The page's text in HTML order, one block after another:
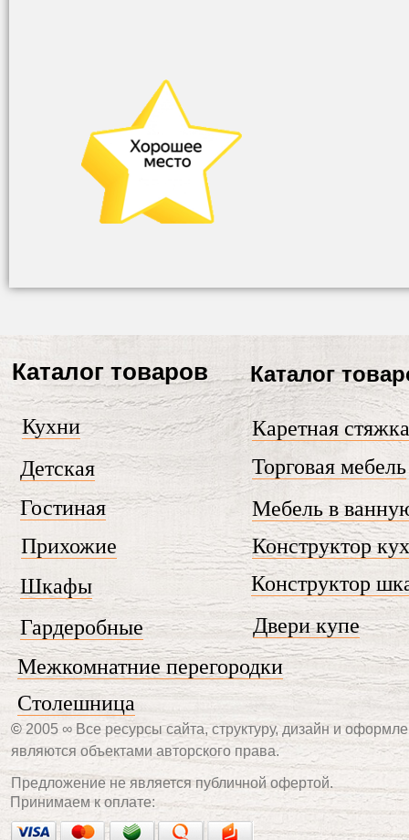
Мебель в
© 2005 ∞ Все ресурсы сайта, структуру, дизайн и
являются объектами авторского права.
Гардеробные
Столешница
Шкафы
Гостиная
Торговая мебель
Предложение не является публичной офертой.
Каталог товаров
Прихожие
Детская
Двери купе
Каталог
Каретная стяжка
Кухни
Конструктор
Конструктор
Принимаем к оплате:
Межкомнатние перегородки